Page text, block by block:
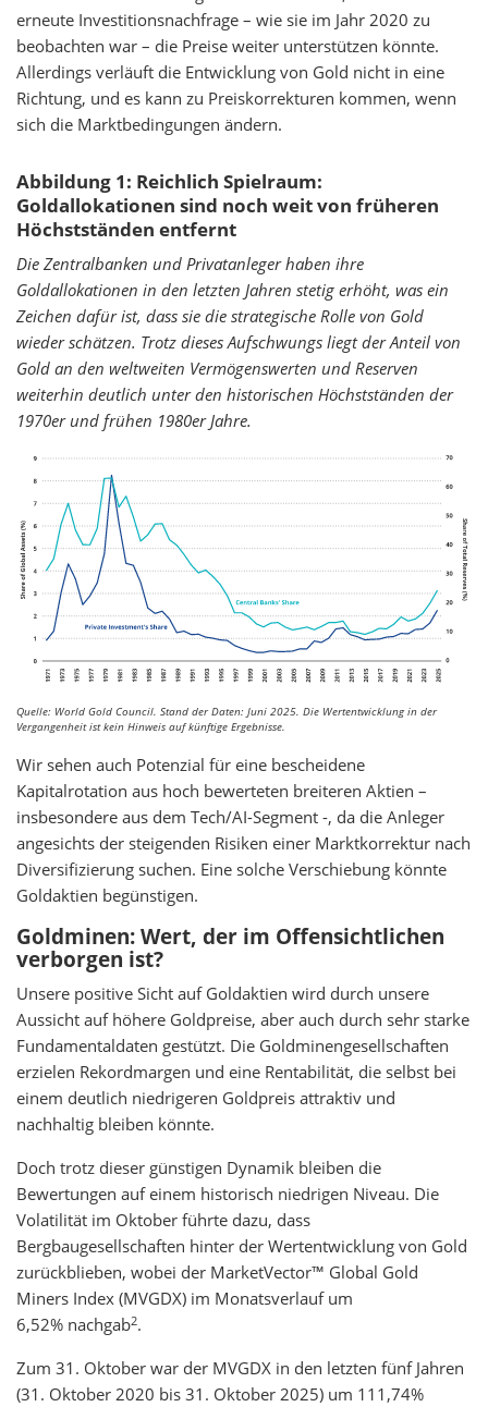
erneute Investitionsnachfrage – wie sie im Jahr 2020 zu
beobachten war – die Preise weiter unterstützen könnte.
Allerdings verläuft die Entwicklung von Gold nicht in eine
Richtung, und es kann zu Preiskorrekturen kommen, wenn
sich die Marktbedingungen ändern.
Abbildung 1: Reichlich Spielraum:
Goldallokationen sind noch weit von früheren
Höchstständen entfernt
Die Zentralbanken und Privatanleger haben ihre
Goldallokationen in den letzten Jahren stetig erhöht, was ein
Zeichen dafür ist, dass sie die strategische Rolle von Gold
wieder schätzen. Trotz dieses Aufschwungs liegt der Anteil von
Gold an den weltweiten Vermögenswerten und Reserven
weiterhin deutlich unter den historischen Höchstständen der
1970er und frühen 1980er Jahre.
Quelle: World Gold Council. Stand der Daten: Juni 2025. Die Wertentwicklung in der
Vergangenheit ist kein Hinweis auf künftige Ergebnisse.
Wir sehen auch Potenzial für eine bescheidene
Kapitalrotation aus hoch bewerteten breiteren Aktien –
insbesondere aus dem Tech/AI-Segment -, da die Anleger
angesichts der steigenden Risiken einer Marktkorrektur nach
Diversifizierung suchen. Eine solche Verschiebung könnte
Goldaktien begünstigen.
Goldminen: Wert, der im Offensichtlichen
verborgen ist?
Unsere positive Sicht auf Goldaktien wird durch unsere
Aussicht auf höhere Goldpreise, aber auch durch sehr starke
Fundamentaldaten gestützt. Die Goldminengesellschaften
erzielen Rekordmargen und eine Rentabilität, die selbst bei
einem deutlich niedrigeren Goldpreis attraktiv und
nachhaltig bleiben könnte.
Doch trotz dieser günstigen Dynamik bleiben die
Bewertungen auf einem historisch niedrigen Niveau. Die
Volatilität im Oktober führte dazu, dass
Bergbaugesellschaften hinter der Wertentwicklung von Gold
zurückblieben, wobei der MarketVector™ Global Gold
Miners Index (MVGDX) im Monatsverlauf um
6,52% nachgab2.
Zum 31. Oktober war der MVGDX in den letzten fünf Jahren
(31. Oktober 2020 bis 31. Oktober 2025) um 111,74%